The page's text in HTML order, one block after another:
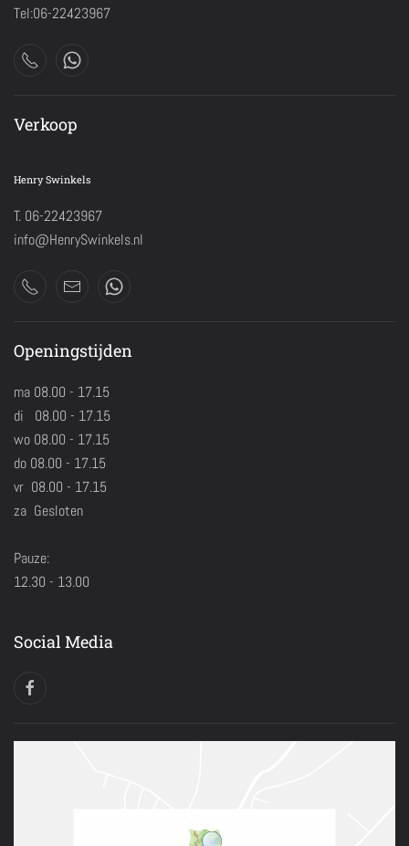
Tel:06-22423967
Verkoop
Henry Swinkels
T. 06-22423967
info@HenrySwinkels.nl
Openingstijden
ma 08.00 - 17.15
di 08.00 - 17.15
wo 08.00 - 17.15
do 08.00 - 17.15
vr 08.00 - 17.15
za Gesloten
Pauze:
12.30 - 13.00
Social Media